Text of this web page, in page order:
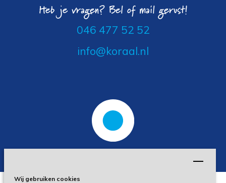
Wij gebruiken cookies
Heb je vragen? Bel of mail gerust!
046 477 52 52
info@koraal.nl